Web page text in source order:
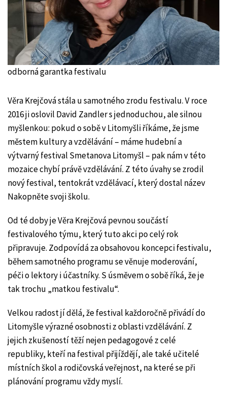
odborná garantka festivalu
Věra Krejčová stála u samotného zrodu festivalu. V roce
2016 ji oslovil David Zandler s jednoduchou, ale silnou
myšlenkou: pokud o sobě v Litomyšli říkáme, že jsme
městem kultury a vzdělávání – máme hudební a
výtvarný festival Smetanova Litomyšl – pak nám v této
mozaice chybí právě vzdělávání. Z této úvahy se zrodil
nový festival, tentokrát vzdělávací, který dostal název
Nakopněte svoji školu.
Od té doby je Věra Krejčová pevnou součástí
festivalového týmu, který tuto akci po celý rok
připravuje. Zodpovídá za obsahovou koncepci festivalu,
během samotného programu se věnuje moderování,
péči o lektory i účastníky. S úsměvem o sobě říká, že je
tak trochu „matkou festivalu“.
Velkou radost jí dělá, že festival každoročně přivádí do
Litomyšle výrazné osobnosti z oblasti vzdělávání. Z
jejich zkušeností těží nejen pedagogové z celé
republiky, kteří na festival přijíždějí, ale také učitelé
místních škol a rodičovská veřejnost, na které se při
plánování programu vždy myslí.